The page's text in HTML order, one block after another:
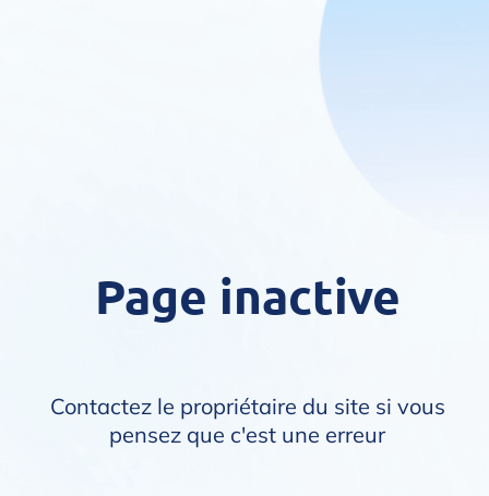
Page inactive
Contactez le propriétaire du site si vous
pensez que c'est une erreur